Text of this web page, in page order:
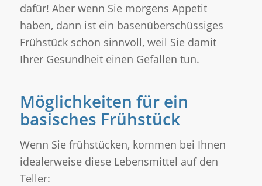
dafür! Aber wenn Sie morgens Appetit
haben, dann ist ein basenüberschüssiges
Frühstück schon sinnvoll, weil Sie damit
Ihrer Gesundheit einen Gefallen tun.
Möglichkeiten für ein
basisches Frühstück
Wenn Sie frühstücken, kommen bei Ihnen
idealerweise diese Lebensmittel auf den
Teller: